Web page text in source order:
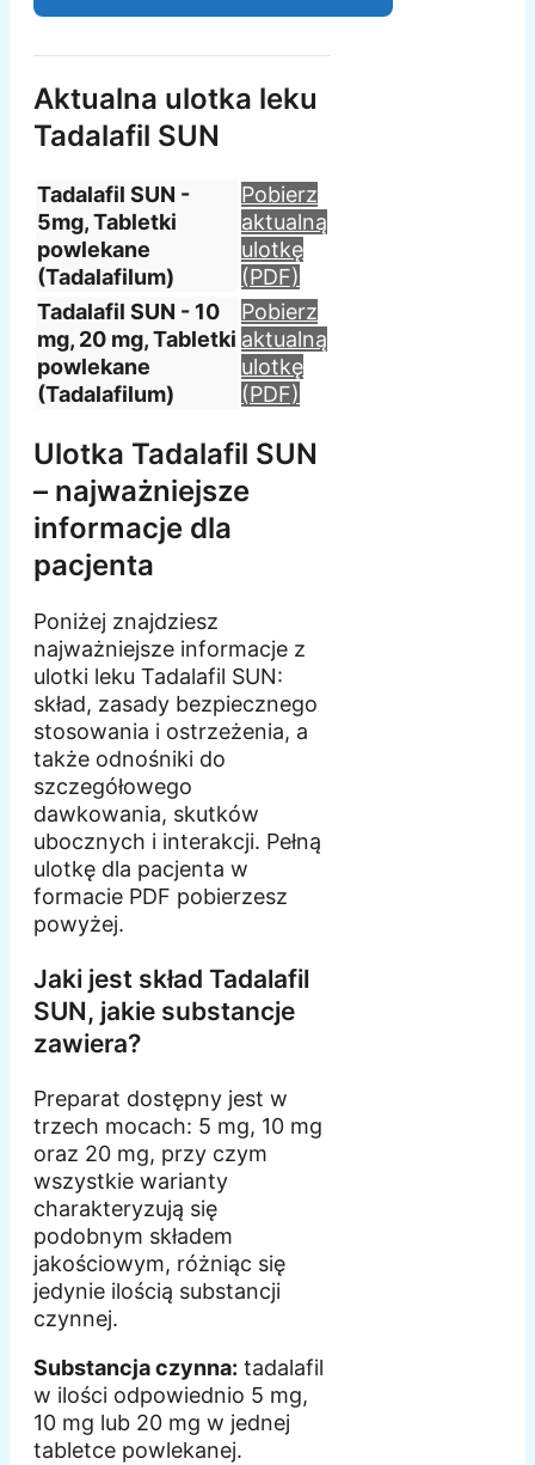
Aktualna ulotka leku
Tadalafil SUN
Tadalafil SUN -
5mg, Tabletki
powlekane
(Tadalafilum)
Pobierz
aktualną
ulotkę
(PDF)
Tadalafil SUN - 10
mg, 20 mg, Tabletki
powlekane
(Tadalafilum)
Pobierz
aktualną
ulotkę
(PDF)
Ulotka Tadalafil SUN
– najważniejsze
informacje dla
pacjenta
Poniżej znajdziesz
najważniejsze informacje z
ulotki leku Tadalafil SUN:
skład, zasady bezpiecznego
stosowania i ostrzeżenia, a
także odnośniki do
szczegółowego
dawkowania, skutków
ubocznych i interakcji. Pełną
ulotkę dla pacjenta w
formacie PDF pobierzesz
powyżej.
Jaki jest skład Tadalafil
SUN, jakie substancje
zawiera?
Preparat dostępny jest w
trzech mocach: 5 mg, 10 mg
oraz 20 mg, przy czym
wszystkie warianty
charakteryzują się
podobnym składem
jakościowym, różniąc się
jedynie ilością substancji
czynnej.
Substancja czynna: tadalafil
w ilości odpowiednio 5 mg,
10 mg lub 20 mg w jednej
tabletce powlekanej.